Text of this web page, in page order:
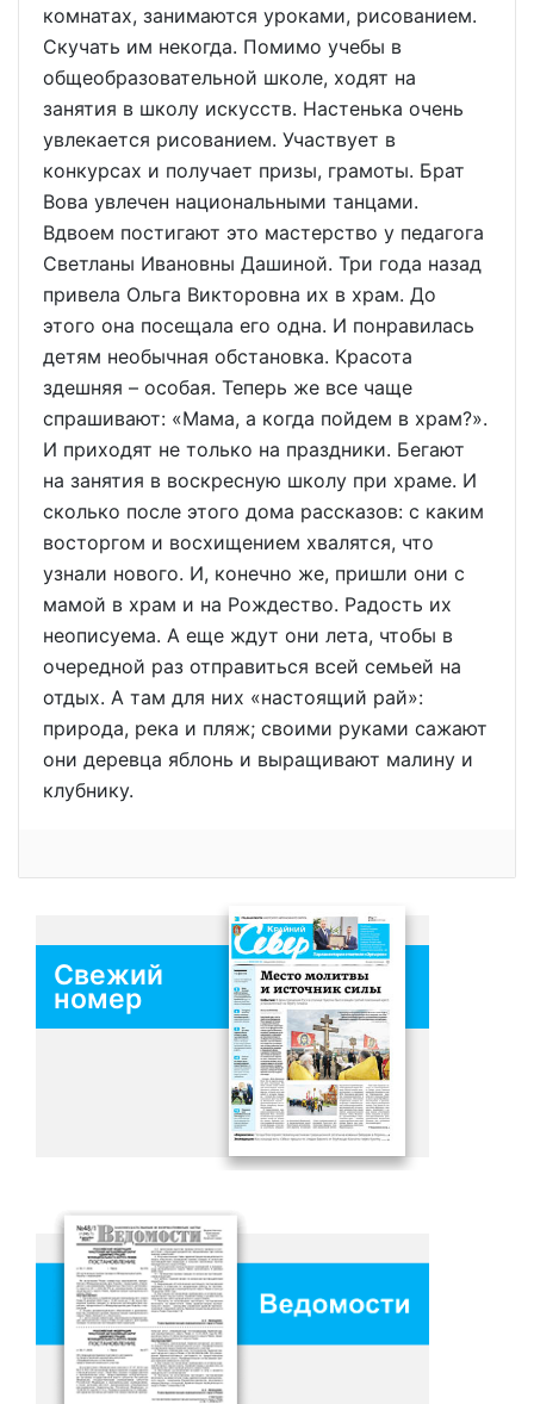
комнатах, занимаются уроками, рисованием.
Скучать им некогда. Помимо учебы в
общеобразовательной школе, ходят на
занятия в школу искусств. Настенька очень
увлекается рисованием. Участвует в
конкурсах и получает призы, грамоты. Брат
Вова увлечен национальными танцами.
Вдвоем постигают это мастерство у педагога
Светланы Ивановны Дашиной. Три года назад
привела Ольга Викторовна их в храм. До
этого она посещала его одна. И понравилась
детям необычная обстановка. Красота
здешняя – особая. Теперь же все чаще
спрашивают: «Мама, а когда пойдем в храм?».
И приходят не только на праздники. Бегают
на занятия в воскресную школу при храме. И
сколько после этого дома рассказов: с каким
восторгом и восхищением хвалятся, что
узнали нового. И, конечно же, пришли они с
мамой в храм и на Рождество. Радость их
неописуема. А еще ждут они лета, чтобы в
очередной раз отправиться всей семьей на
отдых. А там для них «настоящий рай»:
природа, река и пляж; своими руками сажают
они деревца яблонь и выращивают малину и
клубнику.
Свежий
номер